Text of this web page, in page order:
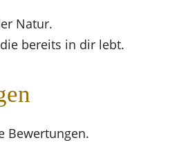
Natur.
bereits in dir lebt.
Bewertungen.